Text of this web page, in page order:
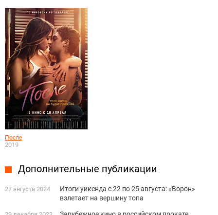
После
2019
Дополнительные публикации
27 августа 2024
Итоги уикенда с 22 по 25 августа: «Ворон»
взлетает на вершину топа